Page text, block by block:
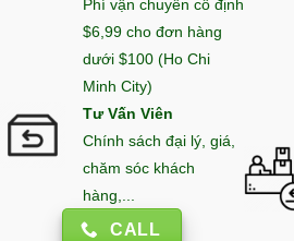
Phí vận chuyển cố định
$6,99 cho đơn hàng
dưới $100 (Ho Chi
Minh City)
Tư Vấn Viên
Chính sách đại lý, giá,
chăm sóc khách
hàng,...
CALL